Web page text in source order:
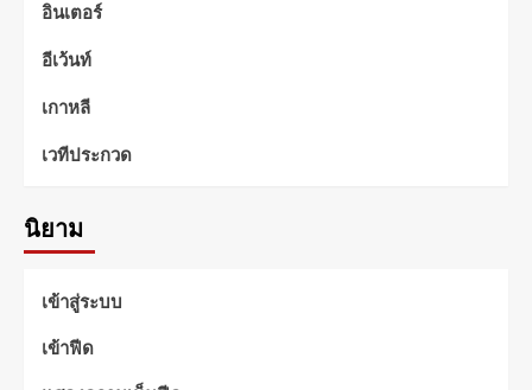
อินเตอร์
อีเว้นท์
เกาหลี
เวทีประกวด
นิยาม
เข้าสู่ระบบ
เข้าฟีด